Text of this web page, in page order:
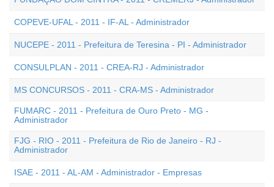
COPEVE-UFAL - 2011 - IF-AL - Administrador
NUCEPE - 2011 - Prefeitura de Teresina - PI - Administrador
CONSULPLAN - 2011 - CREA-RJ - Administrador
MS CONCURSOS - 2011 - CRA-MS - Administrador
FUMARC - 2011 - Prefeitura de Ouro Preto - MG -
Administrador
FJG - RIO - 2011 - Prefeitura de Rio de Janeiro - RJ -
Administrador
ISAE - 2011 - AL-AM - Administrador - Empresas